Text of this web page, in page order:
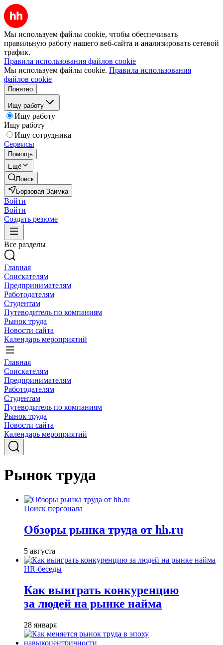
Мы используем файлы cookie, чтобы обеспечивать
правильную работу нашего веб-сайта и анализировать сетевой
трафик.
Правила использования файлов cookie
Мы используем файлы cookie. Правила использования
файлов cookie
Понятно
Ищу работу
Ищу работу
Ищу работу
Ищу сотрудника
Сервисы
Помощь
Ещё
Поиск
Борзовая Заимка
Войти
Войти
Создать резюме
Все разделы
Главная
Соискателям
Предпринимателям
Работодателям
Студентам
Путеводитель по компаниям
Рынок труда
Новости сайта
Календарь мероприятий
Главная
Соискателям
Предпринимателям
Работодателям
Студентам
Путеводитель по компаниям
Рынок труда
Новости сайта
Календарь мероприятий
Рынок труда
Поиск персонала
Обзоры рынка труда от hh.ru
5 августа
HR-беседы
Как выиграть конкуренцию
за людей на рынке найма
28 января